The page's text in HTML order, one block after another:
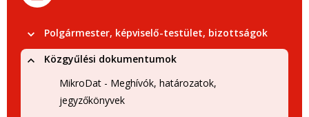
Polgármester, képviselő-testület, bizottságok
Közgyűlési dokumentumok
MikroDat - Meghívók, határozatok,
jegyzőkönyvek